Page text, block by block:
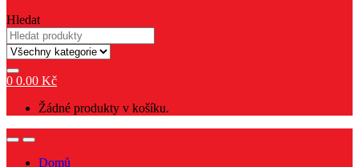
Hledat
0 0.00 Kč
Žádné produkty v košíku.
Domů